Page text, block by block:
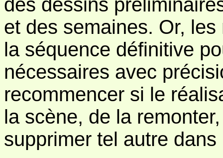
des dessins
et des semaines. Or,
la séquence définitive
nécessaires avec
recommencer si le
la scène, de la
supprimer tel autre